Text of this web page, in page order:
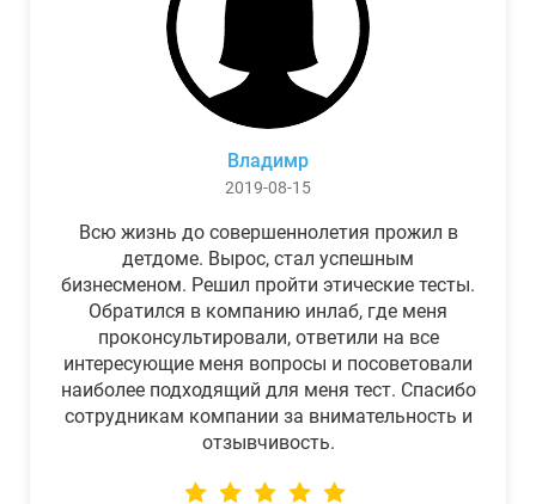
Владимр
2019-08-15
Всю жизнь до совершеннолетия прожил в
детдоме. Вырос, стал успешным
бизнесменом. Решил пройти этические тесты.
Обратился в компанию инлаб, где меня
проконсультировали, ответили на все
интересующие меня вопросы и посоветовали
наиболее подходящий для меня тест. Спасибо
сотрудникам компании за внимательность и
отзывчивость.